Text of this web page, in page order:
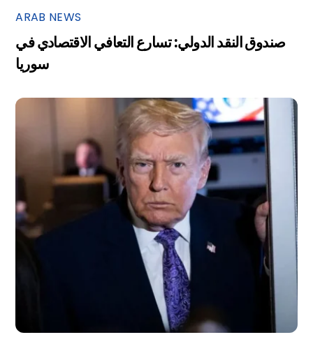
ARAB NEWS
صندوق النقد الدولي: تسارع التعافي الاقتصادي في
سوريا